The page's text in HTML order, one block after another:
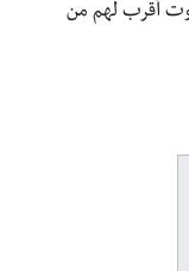
أقرب لهم من